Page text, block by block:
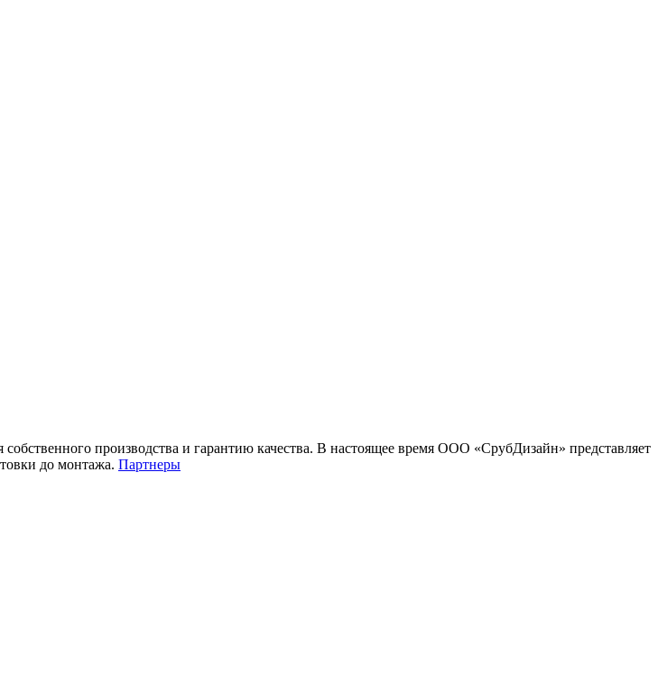
производства и гарантию качества. В настоящее время ООО «СрубДизайн» представляет
до монтажа. Партнеры